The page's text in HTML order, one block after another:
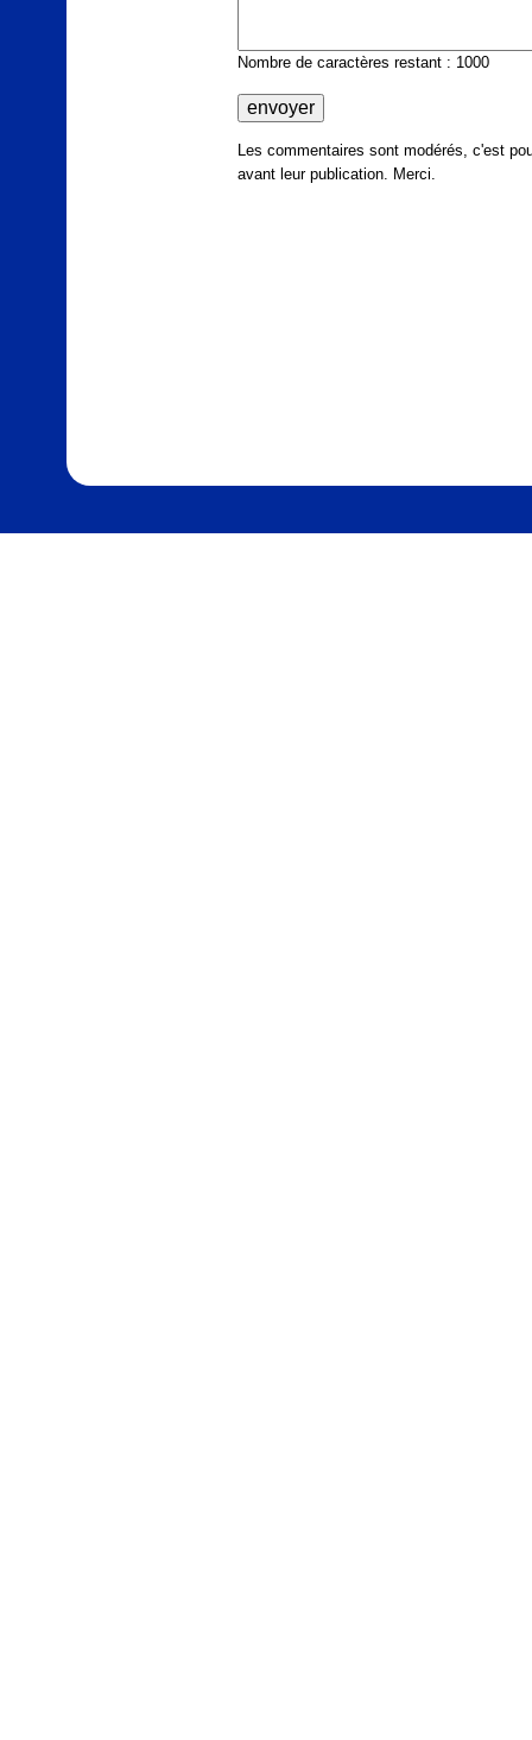
Nombre de caractères restant : 1000
Les commentaires sont modérés, c'est
avant leur publication. Merci.